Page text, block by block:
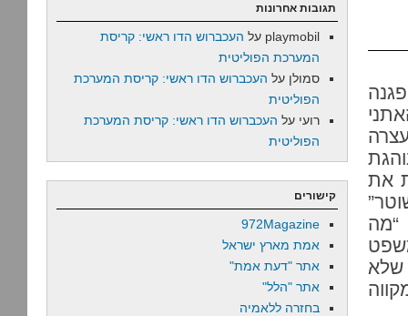
את
שלא
תגובות אחרונות
playmobil על העכברוש הדו ראשי: קריסת
המערכת הפוליטית
סמולן על העכברוש הדו ראשי: קריסת המערכת
הפוליטית
רועי על העכברוש הדו ראשי: קריסת המערכת
הפוליטית
קישורים
972Magazine
אמת מארץ ישראל
אתר "דעת אמת"
אתר "הלל"
בחזרה ללאמיה